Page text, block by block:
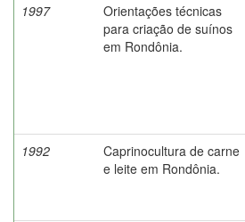
1997
Orientações técnicas
para criação de suínos
em Rondônia.
1992
Caprinocultura de carne
e leite em Rondônia.